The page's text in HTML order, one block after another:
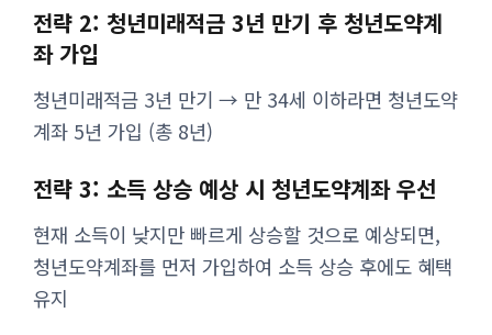
전략 2: 청년미래적금 3년 만기 후 청년도약계
좌 가입
청년미래적금 3년 만기 → 만 34세 이하라면 청년도약
계좌 5년 가입 (총 8년)
전략 3: 소득 상승 예상 시 청년도약계좌 우선
현재 소득이 낮지만 빠르게 상승할 것으로 예상되면,
청년도약계좌를 먼저 가입하여 소득 상승 후에도 혜택
유지